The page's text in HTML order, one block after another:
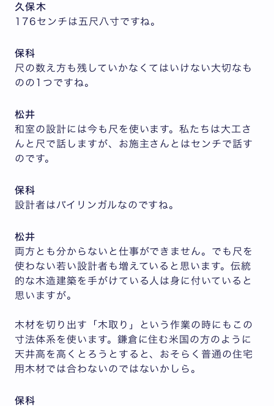
久保木
176センチは五尺八寸ですね。
保科
尺の数え方も残していかなくてはいけない大切なも
のの1つですね。
松井
和室の設計には今も尺を使います。私たちは大工さ
んと尺で話しますが、お施主さんとはセンチで話す
のです。
保科
設計者はバイリンガルなのですね。
松井
両方とも分からないと仕事ができません。でも尺を
使わない若い設計者も増えていると思います。伝統
的な木造建築を手がけている人は身に付いていると
思いますが。
木材を切り出す「木取り」という作業の時にもこの
寸法体系を使います。鎌倉に住む米国の方のように
天井高を高くとろうとすると、おそらく普通の住宅
用木材では合わないのではないかしら。
保科